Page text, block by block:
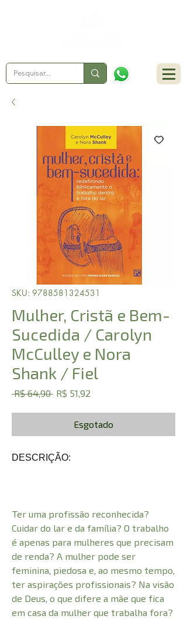
SKU: 9788581324531
Mulher, Cristã e Bem-
Sucedida / Carolyn
McCulley e Nora
Shank / Fiel
R$ 64,90 Preço
R$ 51,92
Esgotado
DESCRIÇÃO:
Ter uma profissão reconhecida?
Cuidar do lar e da família? O trabalho
é apenas para mulheres que precisam
de renda? A mulher pode ser
feminina, piedosa e, ao mesmo tempo,
ter aspirações profissionais? Na visão
de Deus, o que difere a mãe que fica
em casa da mulher que trabalha fora?